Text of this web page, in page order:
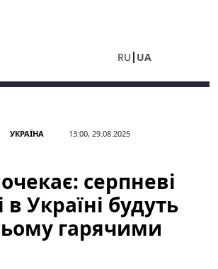
RU UA
УКРАЇНА 13:00, 29.08.2025
серпневі
в Україні будуть
гарячими